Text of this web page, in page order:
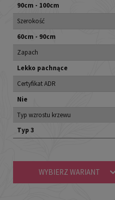
90cm - 100cm
Szerokość
60cm - 90cm
Zapach
Lekko pachnące
Certyfikat ADR
Nie
Typ wzrostu krzewu
Typ 3
WYBIERZ WARIANT